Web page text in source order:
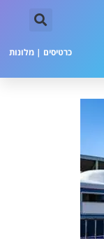
כרטיסים | מלונות